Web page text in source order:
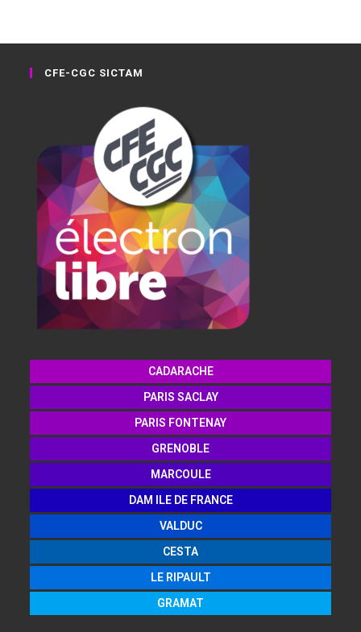
CFE-CGC SICTAM
CADARACHE
PARIS SACLAY
PARIS FONTENAY
GRENOBLE
MARCOULE
DAM ILE DE FRANCE
VALDUC
CESTA
LE RIPAULT
GRAMAT